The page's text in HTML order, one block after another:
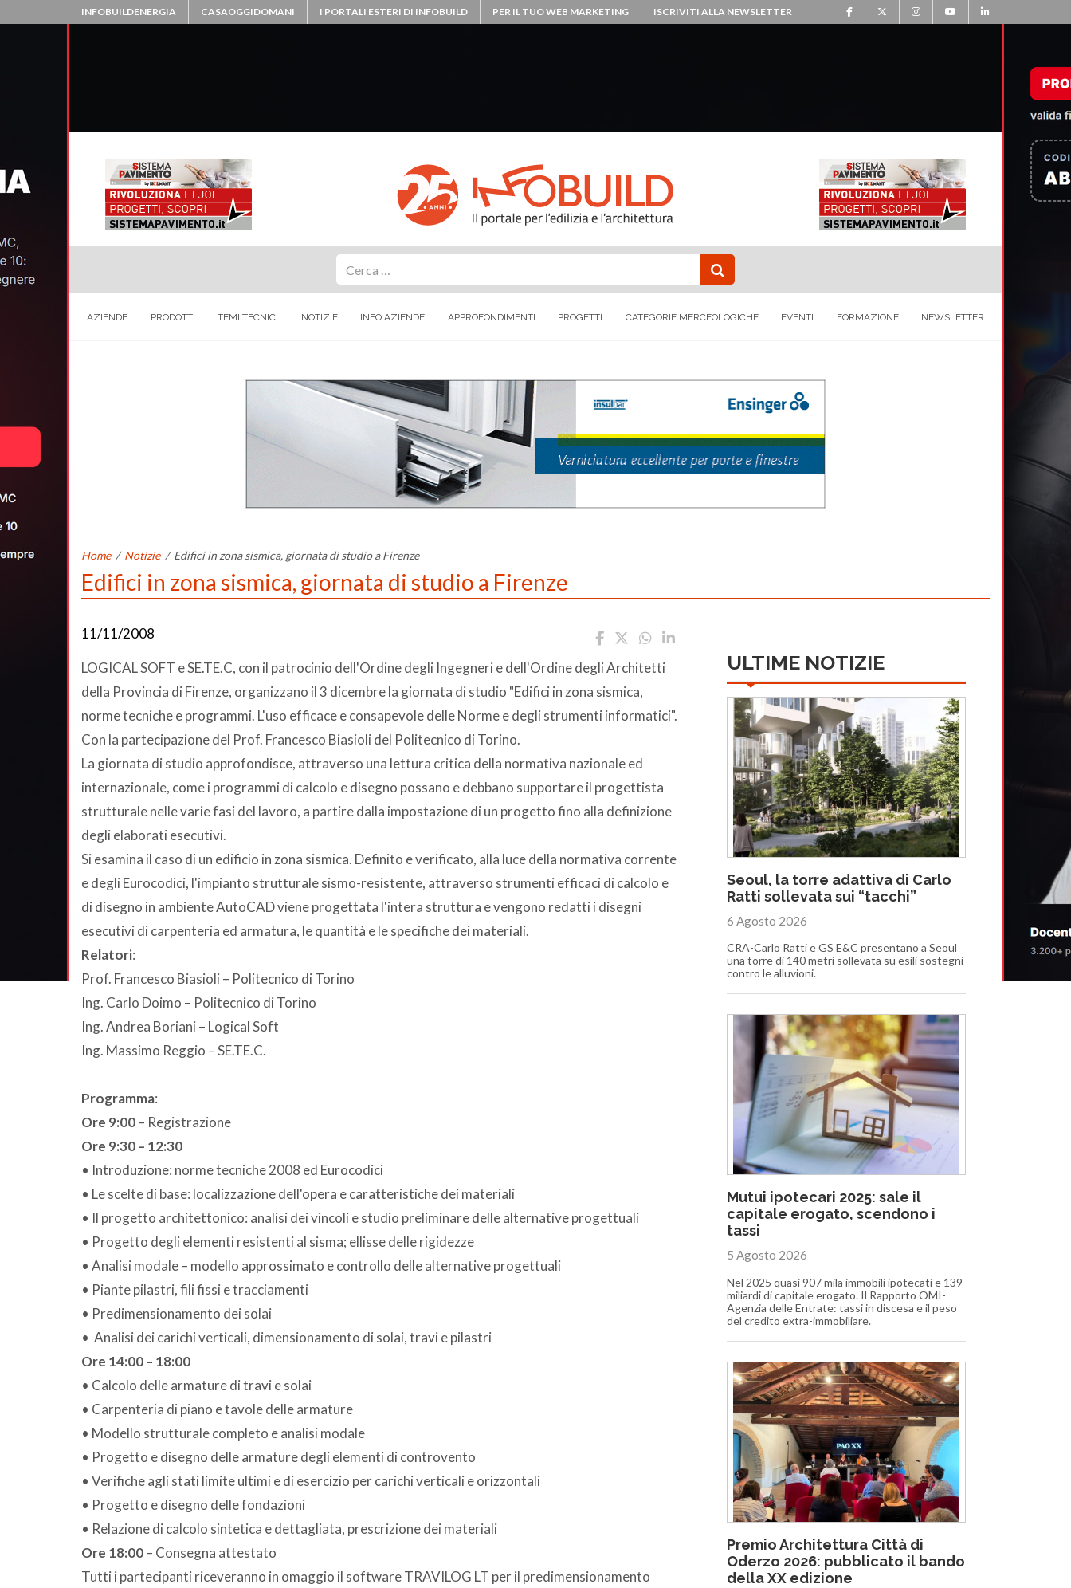
INFOBUILDENERGIA CASAOGGIDOMANI I PORTALI ESTERI DI INFOBUILD PER IL TUO WEB MARKETING ISCRIVITI ALLA NEWSLETTER
AZIENDE PRODOTTI TEMI TECNICI NOTIZIE INFO AZIENDE APPROFONDIMENTI PROGETTI CATEGORIE MERCEOLOGICHE EVENTI FORMAZIONE NEWSLETTER
Home / Notizie / Edifici in zona sismica, giornata di studio a Firenze
Edifici in zona sismica, giornata di studio a Firenze
11/11/2008
LOGICAL SOFT e SE.TE.C, con il patrocinio dell'Ordine degli Ingegneri e dell'Ordine degli Architetti
della Provincia di Firenze, organizzano il 3 dicembre la giornata di studio "Edifici in zona sismica,
norme tecniche e programmi. L'uso efficace e consapevole delle Norme e degli strumenti informatici".
Con la partecipazione del Prof. Francesco Biasioli del Politecnico di Torino.
La giornata di studio approfondisce, attraverso una lettura critica della normativa nazionale ed
internazionale, come i programmi di calcolo e disegno possano e debbano supportare il progettista
strutturale nelle varie fasi del lavoro, a partire dalla impostazione di un progetto fino alla definizione
degli elaborati esecutivi.
Si esamina il caso di un edificio in zona sismica. Definito e verificato, alla luce della normativa corrente
e degli Eurocodici, l'impianto strutturale sismo-resistente, attraverso strumenti efficaci di calcolo e
di disegno in ambiente AutoCAD viene progettata l'intera struttura e vengono redatti i disegni
esecutivi di carpenteria ed armatura, le quantità e le specifiche dei materiali.
Relatori:
Prof. Francesco Biasioli – Politecnico di Torino
Ing. Carlo Doimo – Politecnico di Torino
Ing. Andrea Boriani – Logical Soft
Ing. Massimo Reggio – SE.TE.C.
Programma:
Ore 9:00– Registrazione
Ore 9:30 – 12:30
• Introduzione: norme tecniche 2008 ed Eurocodici
• Le scelte di base: localizzazione dell'opera e caratteristiche dei materiali
• Il progetto architettonico: analisi dei vincoli e studio preliminare delle alternative progettuali
• Progetto degli elementi resistenti al sisma; ellisse delle rigidezze
• Analisi modale – modello approssimato e controllo delle alternative progettuali
• Piante pilastri, fili fissi e tracciamenti
• Predimensionamento dei solai
• Analisi dei carichi verticali, dimensionamento di solai, travi e pilastri
Ore 14:00 – 18:00
• Calcolo delle armature di travi e solai
• Carpenteria di piano e tavole delle armature
• Modello strutturale completo e analisi modale
• Progetto e disegno delle armature degli elementi di controvento
• Verifiche agli stati limite ultimi e di esercizio per carichi verticali e orizzontali
• Progetto e disegno delle fondazioni
• Relazione di calcolo sintetica e dettagliata, prescrizione dei materiali
Ore 18:00– Consegna attestato
Tutti i partecipanti riceveranno in omaggio il software TRAVILOG LT per il predimensionamento
ULTIME NOTIZIE
Seoul, la torre adattiva di Carlo
Ratti sollevata sui “tacchi”
6 Agosto 2026
CRA-Carlo Ratti e GS E&C presentano a Seoul
una torre di 140 metri sollevata su esili sostegni
contro le alluvioni.
Mutui ipotecari 2025: sale il
capitale erogato, scendono i
tassi
5 Agosto 2026
Nel 2025 quasi 907 mila immobili ipotecati e 139
miliardi di capitale erogato. Il Rapporto OMI-
Agenzia delle Entrate: tassi in discesa e il peso
del credito extra-immobiliare.
Premio Architettura Città di
Oderzo 2026: pubblicato il bando
della XX edizione